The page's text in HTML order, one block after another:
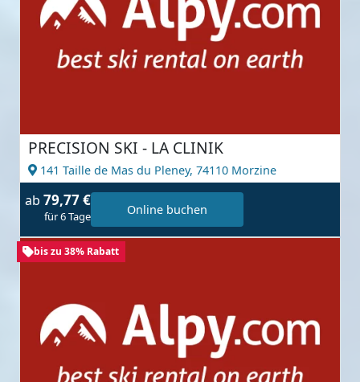
PRECISION SKI - LA CLINIK
141 Taille de Mas du Pleney, 74110 Morzine
ab 79,77 €
für 6 Tage Online buchen
bis zu 38% Rabatt